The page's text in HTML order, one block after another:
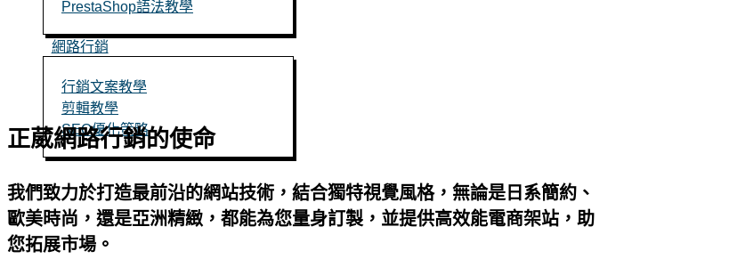
PrestaShop語法教學
網路行銷
行銷文案教學
剪輯教學
SEO優化策略
立即聯絡
正葳網路行銷的使命
我們致力於打造最前沿的網站技術 ，結合獨特視覺風格，無論是 日系簡約、
歐美時尚，還是亞洲精緻 ，都能為您量身訂製，並提供高效能電商架站 ，助
您拓展市場。